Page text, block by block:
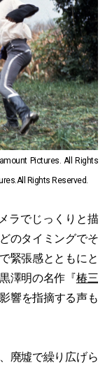
Pictures. All Rights
Rights Reserved.
ラでじっくりと描
のタイミングでそ
緊張感とともにと
澤明の名作『椿三
響を指摘する声も
廃墟で繰り広げら